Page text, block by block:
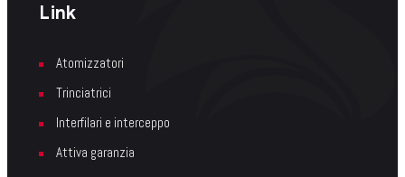
Link
Atomizzatori
Trinciatrici
Interfilari e interceppo
Attiva garanzia